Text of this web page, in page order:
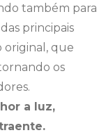
também para
principais
original, que
os
a luz,